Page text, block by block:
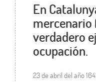
En
mercenario
verdadero
ocupación.
23 de abril del año